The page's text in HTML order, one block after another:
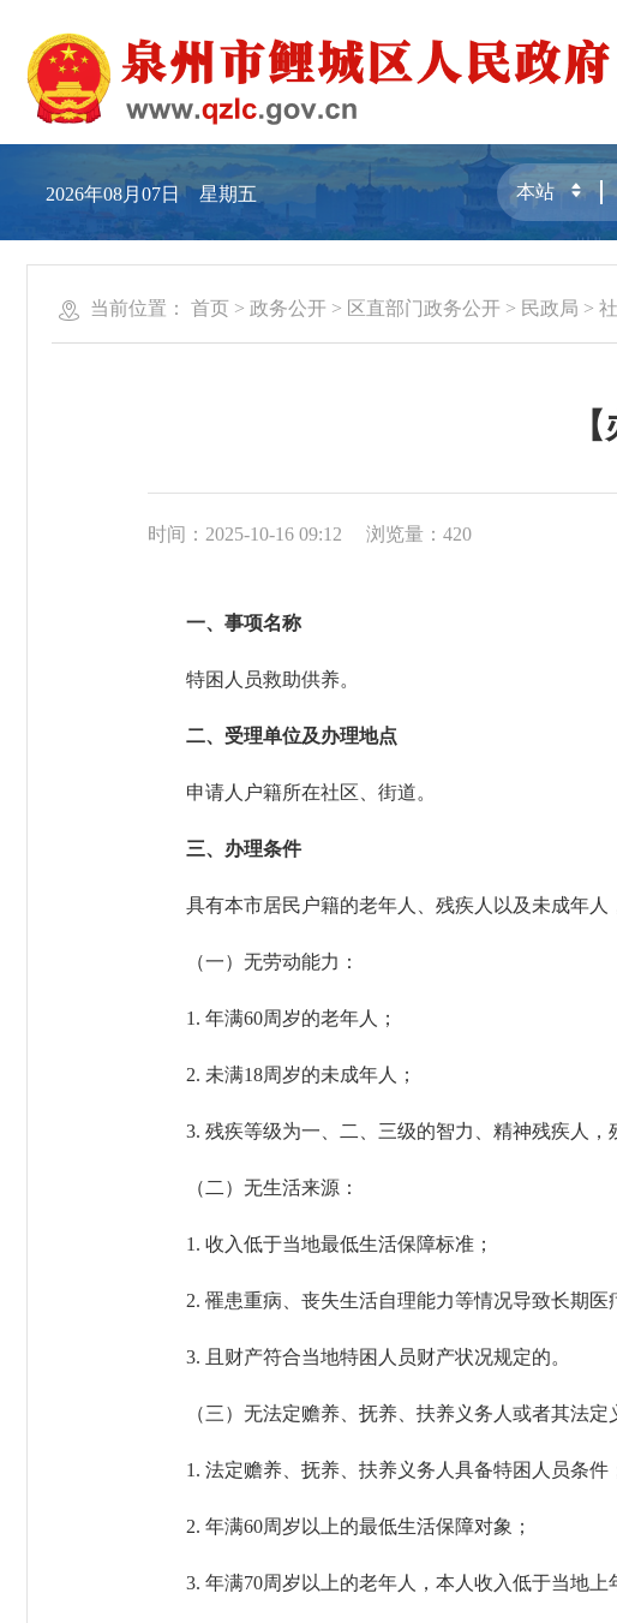
2026年08月07日 星期五
当前位置： 首页 > 政务公开 > 区直部门政务公开 > 民政局 >
时间：2025-10-16 09:12 浏览量： 420
一、事项名称
特困人员救助供养。
二、受理单位及办理地点
申请人户籍所在社区、街道。
三、办理条件
具有本市居民户籍的老年人、残疾人以及未成年人
（一）无劳动能力：
1. 年满60周岁的老年人；
2. 未满18周岁的未成年人；
3. 残疾等级为一、二、三级的智力、精神残疾人，
（二）无生活来源：
1. 收入低于当地最低生活保障标准；
2. 罹患重病、丧失生活自理能力等情况导致长期医
3. 且财产符合当地特困人员财产状况规定的。
（三）无法定赡养、抚养、扶养义务人或者其法定
1. 法定赡养、抚养、扶养义务人具备特困人员条件
2. 年满60周岁以上的最低生活保障对象；
3. 年满70周岁以上的老年人，本人收入低于当地上